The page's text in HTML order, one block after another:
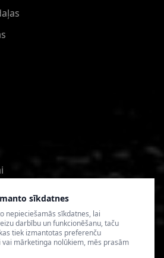
sīkdatnes
nepieciešamās sīkdatnes, lai
darbību un funkcionēšanu, taču
tiek izmantotas preferenču
mārketinga nolūkiem, mēs prasām